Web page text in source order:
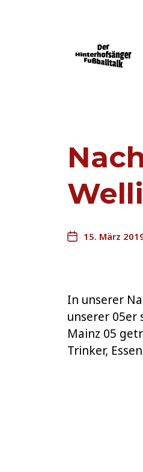
Der Mainz
15. März
In unserer
unserer 05er
Mainz 05
Trinker,